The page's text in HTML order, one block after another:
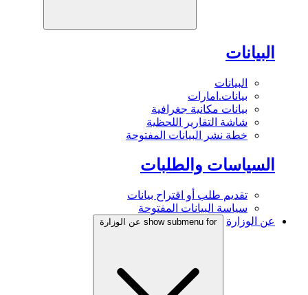
البيانات
البيانات
بيانات.امارات
بيانات مكانية جغرافية
شاشة التقارير اللحظية
خطة نشر البيانات المفتوحة
السياسات والطلبات
تقديم طلب أو اقتراح بيانات
سياسة البيانات المفتوحة
عن الوزارة
show submenu for عن الوزارة